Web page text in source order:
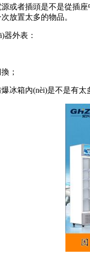
者插頭是不是從插座
置太多的物品。
外表：
；
箱內(nèi)是不是有太多物